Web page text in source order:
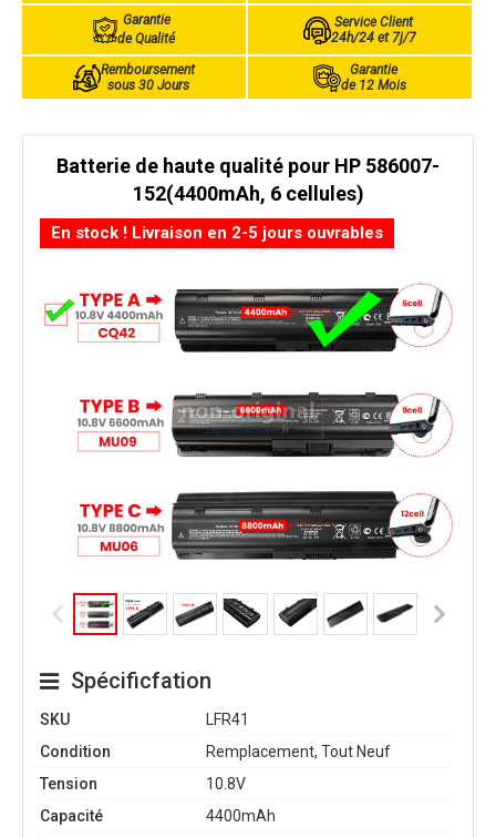
Garantie
de Qualité
Service Client
24h/24 et 7j/7
Remboursement
sous 30 Jours
Garantie
de 12 Mois
Batterie de haute qualité pour HP 586007-
152(4400mAh, 6 cellules)
En stock ! Livraison en 2-5 jours ouvrables
Spécificfation
SKU
LFR41
Condition
Remplacement, Tout Neuf
Tension
10.8V
Capacité
4400mAh